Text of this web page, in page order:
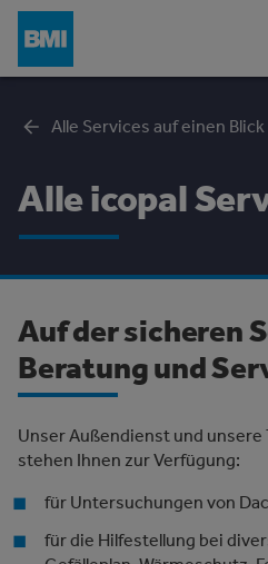
Alle Services auf einen Blick
Alle icopal
Auf der sicheren
Beratung und
Unser Außendienst und unsere
stehen Ihnen zur Verfügung:
für Untersuchungen von
für die Hilfestellung bei